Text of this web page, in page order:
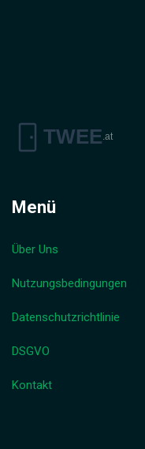
Menü
Über Uns
Nutzungsbedingungen
Datenschutzrichtlinie
DSGVO
Kontakt